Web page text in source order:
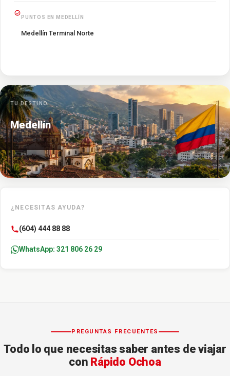
PUNTOS EN MEDELLÍN
Medellín Terminal Norte
TU DESTINO
Medellín
¿NECESITAS AYUDA?
(604) 444 88 88
WhatsApp: 321 806 26 29
PREGUNTAS FRECUENTES
Todo lo que necesitas saber antes de viajar
con Rápido Ochoa